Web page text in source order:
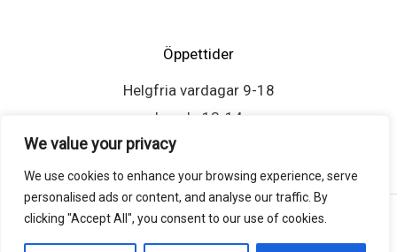
We value your privacy
We use cookies to enhance your browsing experience, serve
personalised ads or content, and analyse our traffic. By
clicking "Accept All", you consent to our use of cookies.
Öppettider
Helgfria vardagar 9-18
Lunch: 13-14
Copyright © 2026 Atlasscreen.se